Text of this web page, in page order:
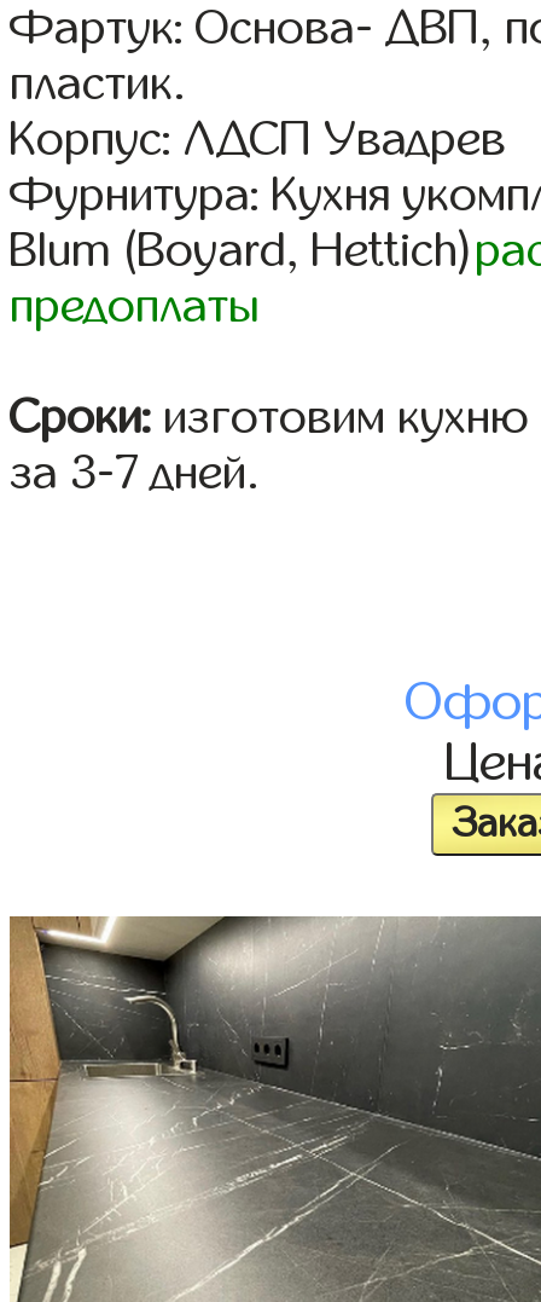
Фартук: Основа- ДВП,
пластик.
Корпус: ЛДСП Увадрев
Фурнитура: Кухня
Blum (Boyard, Hettich)
предоплаты
Сроки: изготовим
за 3-7 дней.